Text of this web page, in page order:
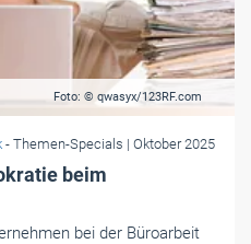
Foto: © qwasyx/123RF.com
- Themen-Specials | Oktober 2025
beim
bei der Büroarbeit